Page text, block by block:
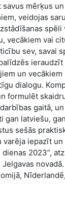
mērķus
veidojas
vecākiem vai
sev, savai
un
dialogu.
formulēt
gaitā,
gan latviešu,
sešās
varēja iepazīt
dienas 2023”,
Jelgavas